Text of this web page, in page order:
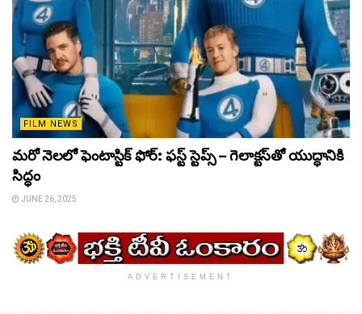
FILM NEWS
మరో నెలలో ఫెంటాస్టిక్ ఫోర్: ఫస్ట్ స్టెప్స్ – గెలాక్టస్‌తో యుద్ధానికి
సిద్ధం
JUNE 26, 2025
ADVERTISEMENT